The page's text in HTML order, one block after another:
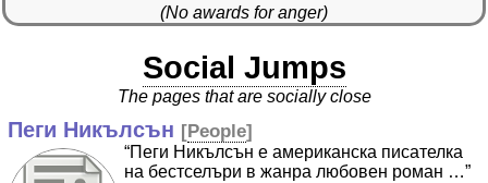
(No awards for anger)
Social Jumps
The pages that are socially close
Пеги Никълсън [People]
“Пеги Никълсън е американска писателка
на бестселъри в жанра любовен роман …”